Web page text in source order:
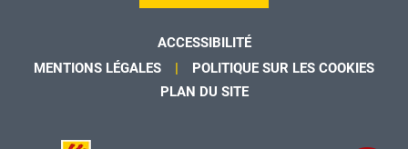
ACCESSIBILITÉ
MENTIONS LÉGALES
POLITIQUE SUR LES COOKIES
PLAN DU SITE